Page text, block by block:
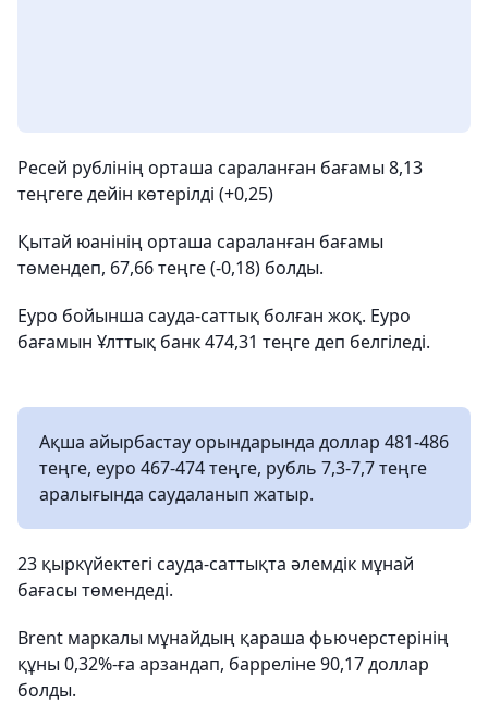
Ресей рублінің орташа сараланған бағамы 8,13
теңгеге дейін көтерілді (+0,25)
Қытай юанінің орташа сараланған бағамы
төмендеп, 67,66 теңге (-0,18) болды.
Еуро бойынша сауда-саттық болған жоқ. Еуро
бағамын Ұлттық банк 474,31 теңге деп белгіледі.
Ақша айырбастау орындарында доллар 481-486
теңге, еуро 467-474 теңге, рубль 7,3-7,7 теңге
аралығында саудаланып жатыр.
23 қыркүйектегі сауда-саттықта әлемдік мұнай
бағасы төмендеді.
Brent маркалы мұнайдың қараша фьючерстерінің
құны 0,32%-ға арзандап, барреліне 90,17 доллар
болды.